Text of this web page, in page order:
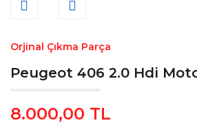
Orjinal Çıkma Parça
Peugeot 406 2.0 Hdi
8.000,00 TL